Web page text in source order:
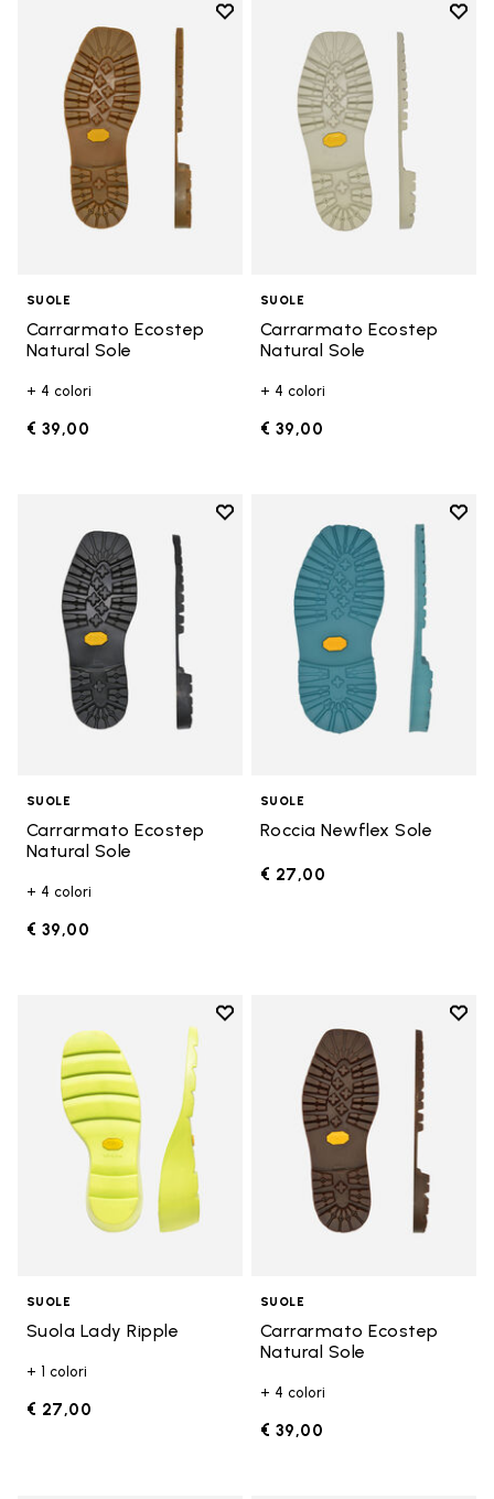
Add to wishlist
Add to wishlist Carrarmato
SUOLE
Carrarmato Ecostep
Natural Sole
+ 4 colori
€ 39,00
Add
SUOLE
Carrarmato Ecostep
Natural Sole
+ 4 colori
€ 39,00
Add to wishlist
Add to wishlist Carrarmato
SUOLE
Carrarmato Ecostep
Natural Sole
+ 4 colori
€ 39,00
Add
SUOLE
Roccia Newflex Sole
€ 27,00
Add to wishlist
Add to wishlist Suola Lady Ripple
SUOLE
Suola Lady Ripple
+ 1 colori
€ 27,00
Add
SUOLE
Carrarmato Ecostep
Natural Sole
+ 4 colori
€ 39,00